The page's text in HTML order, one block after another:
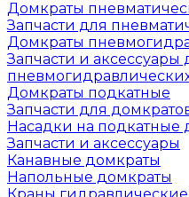
Домкраты
Запчасти для
Домкраты
Запчасти и аксессуары
Домкраты подкатные
Запчасти для
Насадки на подкатные
Запчасти и аксессуары
Канавные домкраты
Напольные домкраты